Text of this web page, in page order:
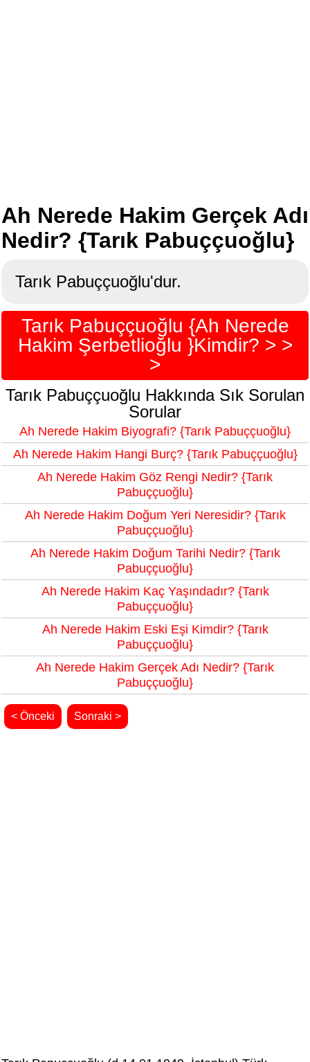
Ah Nerede Hakim Gerçek Adı
Nedir? {Tarık Pabuççuoğlu}
Tarık Pabuççuoğlu'dur.
Tarık Pabuççuoğlu {Ah Nerede
Hakim Şerbetlioğlu }Kimdir? > >
>
Tarık Pabuççuoğlu Hakkında Sık Sorulan
Sorular
Ah Nerede Hakim Biyografi? {Tarık Pabuççuoğlu}
Ah Nerede Hakim Hangi Burç? {Tarık Pabuççuoğlu}
Ah Nerede Hakim Göz Rengi Nedir? {Tarık
Pabuççuoğlu}
Ah Nerede Hakim Doğum Yeri Neresidir? {Tarık
Pabuççuoğlu}
Ah Nerede Hakim Doğum Tarihi Nedir? {Tarık
Pabuççuoğlu}
Ah Nerede Hakim Kaç Yaşındadır? {Tarık
Pabuççuoğlu}
Ah Nerede Hakim Eski Eşi Kimdir? {Tarık
Pabuççuoğlu}
Ah Nerede Hakim Gerçek Adı Nedir? {Tarık
Pabuççuoğlu}
< Önceki Sonraki >